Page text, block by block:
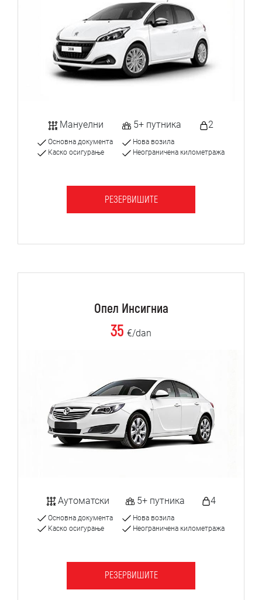
Мануелни 5+ путника 2
Основна документа
Каско осигурање
Нова возила
Неограничена километража
РЕЗЕРВИШИТЕ
Опел Инсигниа
35 €/dan
Аутоматски 5+ путника 4
Основна документа
Каско осигурање
Нова возила
Неограничена километража
РЕЗЕРВИШИТЕ